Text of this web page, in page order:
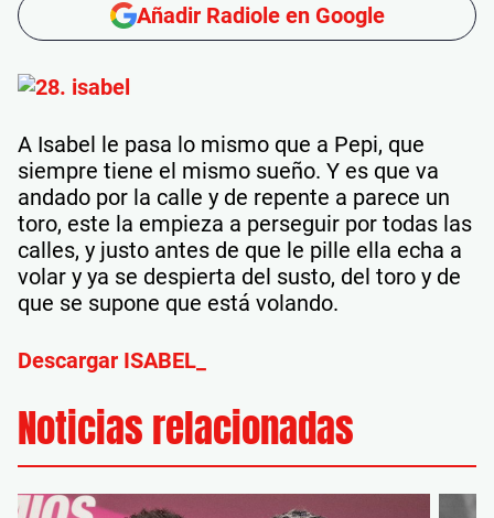
Añadir Radiole en Google
A Isabel le pasa lo mismo que a Pepi, que
siempre tiene el mismo sueño. Y es que va
andado por la calle y de repente a parece un
toro, este la empieza a perseguir por todas las
calles, y justo antes de que le pille ella echa a
volar y ya se despierta del susto, del toro y de
que se supone que está volando.
Descargar ISABEL_
Noticias relacionadas